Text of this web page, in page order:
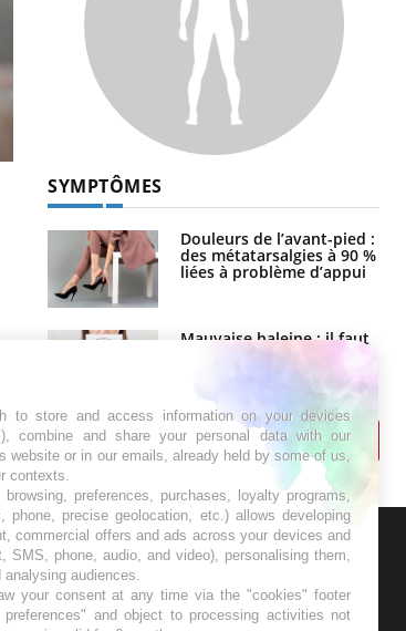
Les médicaments GLP-1 protègent-
ils aussi les os ?
des métatarsalgies à 90 %
liées à problème d’appui
améliorer l’hygiène
bucco-dentaire
les meilleures
to store and access information on your devices
combine and share your personal data with our
website or in our emails, already held by some of us,
contexts.
preferences, purchases, loyalty programs,
phone, precise geolocation, etc.) allows developing
commercial offers and ads across your devices and
SMS, phone, audio, and video), personalising them,
analysing audiences.
your consent at any time via the "cookies" footer
and object to processing activities not